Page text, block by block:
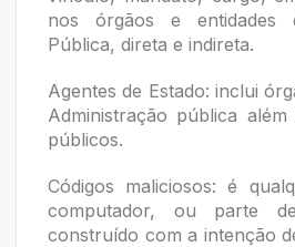
nos órgãos e entidades
Pública, direta e indireta.
Agentes de Estado: inclui
Administração pública
públicos.
Códigos maliciosos: é
computador, ou parte
construído com a intenção